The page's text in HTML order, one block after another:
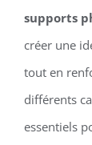
supports
créer une
tout en
différents
essentiels